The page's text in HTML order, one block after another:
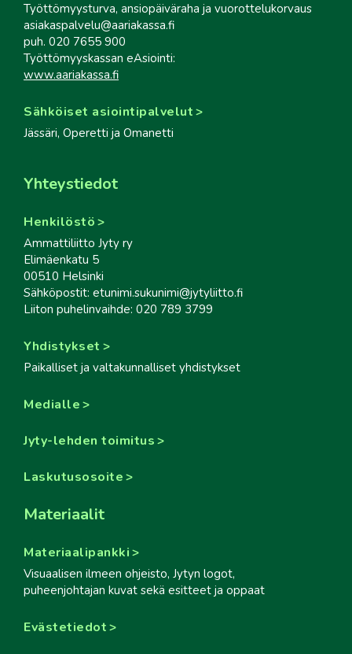
Työttömyysturva, ansiopäiväraha ja vuorottelukorvaus
asiakaspalvelu@aariakassa.fi
puh. 020 7655 900
Työttömyyskassan eAsiointi:
www.aariakassa.fi
Sähköiset asiointipalvelut
Jässäri, Operetti ja Omanetti
Yhteystiedot
Henkilöstö
Ammattiliitto Jyty ry
Elimäenkatu 5
00510 Helsinki
Sähköpostit: etunimi.sukunimi@jytyliitto.fi
Liiton puhelinvaihde: 020 789 3799
Yhdistykset
Paikalliset ja valtakunnalliset yhdistykset
Medialle
Jyty-lehden toimitus
Laskutusosoite
Materiaalit
Materiaalipankki
Visuaalisen ilmeen ohjeisto, Jytyn logot,
puheenjohtajan kuvat sekä esitteet ja oppaat
Evästetiedot